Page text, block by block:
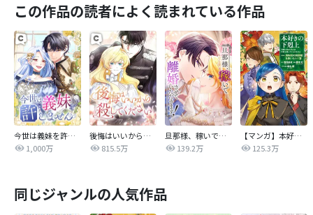
この作品の読者によく読まれている作品
今世は義妹を許しません
1,000万
後悔はいいから殺してください
815.5万
旦那様、稼いで離婚させていただきます！
139.2万
【マンガ】本好きの下剋上 第四部
125.3万
同じジャンルの人気作品